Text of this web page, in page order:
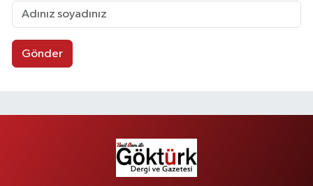
Gönder